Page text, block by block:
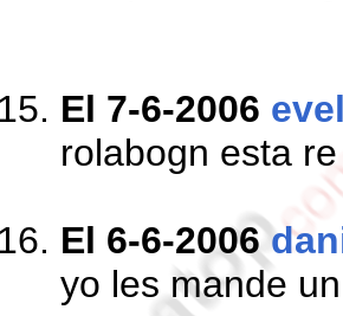
El 7-6-2006
rolabogn esta
El 6-6-2006
yo les mande